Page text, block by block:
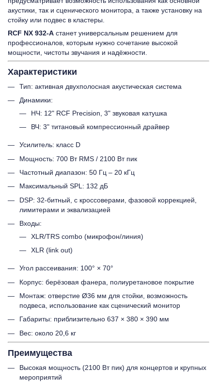
акустики, так и сценического монитора, а также установку на
стойку или подвес в кластеры.
RCF NX 932-A станет универсальным решением для
профессионалов, которым нужно сочетание высокой
мощности, чистоты звучания и надёжности.
Характеристики
Тип: активная двухполосная акустическая система
Динамики:
НЧ: 12" RCF Precision, 3" звуковая катушка
ВЧ: 3" титановый компрессионный драйвер
Усилитель: класс D
Мощность: 700 Вт RMS / 2100 Вт пик
Частотный диапазон: 50 Гц – 20 кГц
Максимальный SPL: 132 дБ
DSP: 32-битный, с кроссоверами, фазовой коррекцией,
лимитерами и эквализацией
Входы:
XLR/TRS combo (микрофон/линия)
XLR (link out)
Угол рассеивания: 100° × 70°
Корпус: берёзовая фанера, полиуретановое покрытие
Монтаж: отверстие Ø36 мм для стойки, возможность
подвеса, использование как сценический монитор
Габариты: приблизительно 637 × 380 × 390 мм
Вес: около 20,6 кг
Преимущества
Высокая мощность (2100 Вт пик) для концертов и крупных
мероприятий